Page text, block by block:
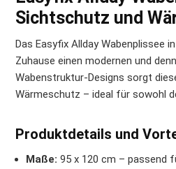
Sichtschutz und
Das Easyfix Allday Wabenplissee
Zuhause einen modernen und
Wabenstruktur-Designs sorgt
Wärmeschutz – ideal für sowohl
Produktdetails und
Maße: 95 x 120 cm – passend